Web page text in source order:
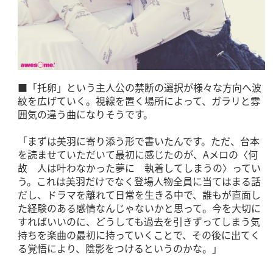
■「托卵」という主人公の禁断の選択が様々な方向へ波
紋を広げていく。視線を置く場所によって、ガラリと雰
囲気の違う曲になりそうです。
「まずは美羽に寄り添う形で書いたんです。ただ、台本
を読ませていただいて最初に感じたのが、Aメロの〈何
故 人は叶わなかった夢に 執着してしまうの〉ってい
う。これは美羽だけでなく登場人物全員に当てはまる話
だし、ドラマを離れて日常を生きる中で、誰もが直面し
た経験のある感情なんじゃないかと思って。今を大切に
すればいいのに、どうしても過去を引きずってしまう気
持ちを楽曲の最初に持っていくことで、その後に出てく
る覚悟により、陰影をつけるというのかな。」